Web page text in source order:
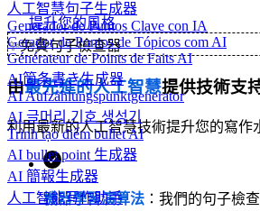
人工智慧句子生成器
Generador de Puntos Clave con IA
Gerador de Pontos de Tópicos com AI
Générateur de Points de Faits AI
AI箇条書き生成器
AI Aufzählungspunktgenerator
AI 글머리 기호 생성기
Trình tạo điểm bullet AI
AI bullet point 生成器
AI 簡報生成器
人工智能写作助手
提升您的風格
✨免費句子檢查器
由最先進的人工智慧提供技術支
利用最新的人工智慧技術提升您的寫作
機器學習演算法 ：我們的句子檢